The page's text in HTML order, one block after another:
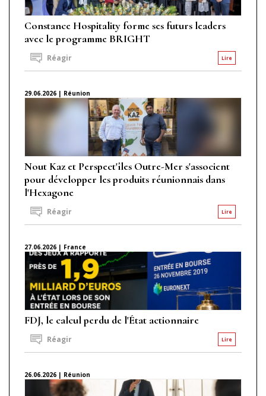
Constance Hospitality forme ses futurs leaders
avec le programme BRIGHT
Lire
Réagir
29.06.2026 | Réunion
Nout Kaz et Perspect'îles Outre-Mer s'associent
pour développer les produits réunionnais dans
l'Hexagone
Lire
Réagir
27.06.2026 | France
FDJ, le calcul perdu de l'État actionnaire
Lire
Réagir
26.06.2026 | Réunion